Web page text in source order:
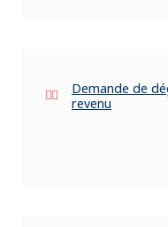
Demande de
revenu